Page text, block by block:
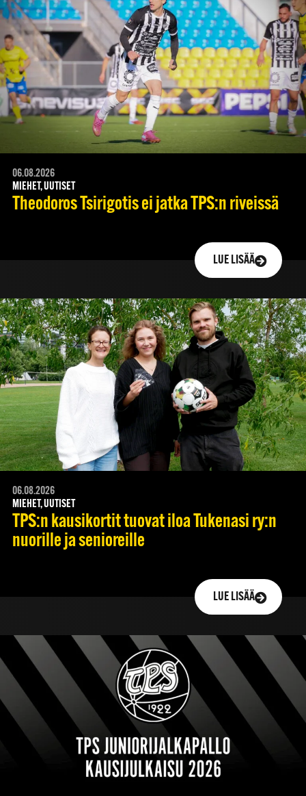
06.08.2026
MIEHET, UUTISET
Theodoros Tsirigotis ei jatka TPS:n riveissä
LUE LISÄÄ
06.08.2026
MIEHET, UUTISET
TPS:n kausikortit tuovat iloa Tukenasi ry:n
nuorille ja senioreille
LUE LISÄÄ